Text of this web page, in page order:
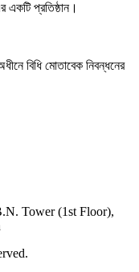
একটি প্রতিষ্ঠান।
বিধি মোতাবেক নিবন্ধনের
Tower (1st Floor),